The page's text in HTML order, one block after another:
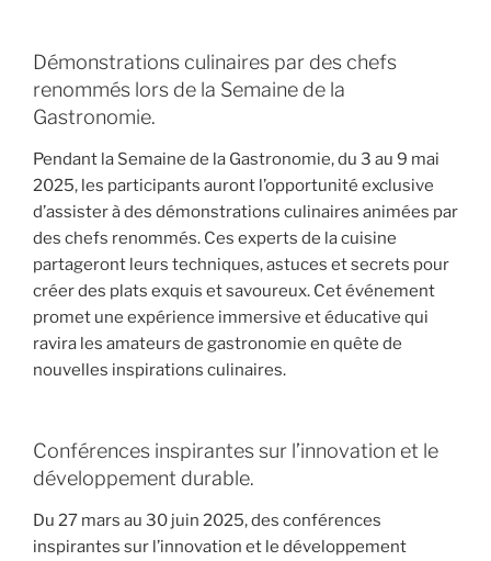
Démonstrations culinaires par des chefs
renommés lors de la Semaine de la
Gastronomie.
Pendant la Semaine de la Gastronomie, du 3 au 9 mai
2025, les participants auront l’opportunité exclusive
d’assister à des démonstrations culinaires animées par
des chefs renommés. Ces experts de la cuisine
partageront leurs techniques, astuces et secrets pour
créer des plats exquis et savoureux. Cet événement
promet une expérience immersive et éducative qui
ravira les amateurs de gastronomie en quête de
nouvelles inspirations culinaires.
Conférences inspirantes sur l’innovation et le
développement durable.
Du 27 mars au 30 juin 2025, des conférences
inspirantes sur l’innovation et le développement